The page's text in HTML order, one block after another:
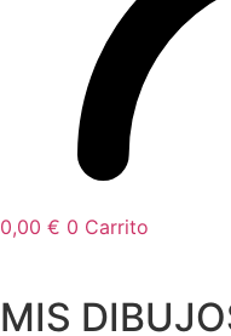
0,00 € 0 Carrito
MIS